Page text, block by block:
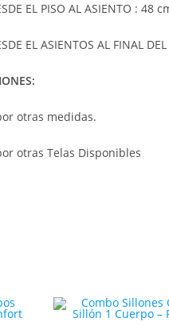
EL PISO AL ASIENTO : 48
EL ASIENTOS AL FINAL
otras medidas.
otras Telas Disponibles